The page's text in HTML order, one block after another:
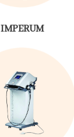
IMPERUM